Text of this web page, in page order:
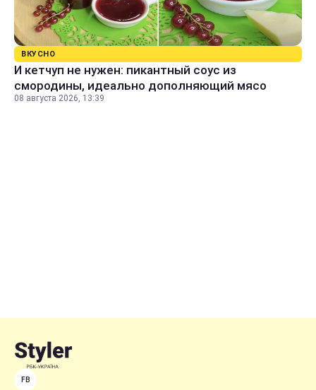
ВКУСНО
И кетчуп не нужен: пикантный соус из
смородины, идеально дополняющий мясо
08 августа 2026, 13:39
FB